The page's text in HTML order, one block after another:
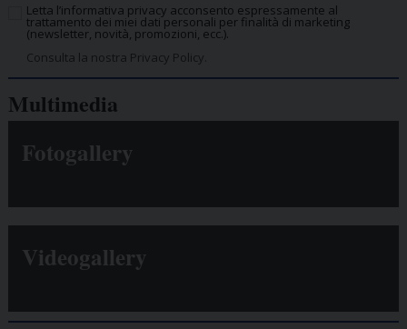
Letta l’informativa privacy acconsento espressamente al
trattamento dei miei dati personali per finalità di marketing
(newsletter, novità, promozioni, ecc.).
Consulta la nostra Privacy Policy.
Multimedia
Fotogallery
Videogallery